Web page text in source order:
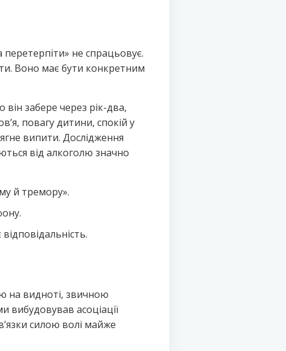
не спрацьовує.
Воно має бути конкретним
забере через рік-два,
повагу дитини, спокій у
випити. Дослідження
від алкоголю значно
й тремору».
на видноті, звичною
асоціації
силою волі майже